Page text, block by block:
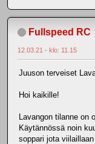
Fullspeed RC
12.03.21 - klo: 11.15
Juuson terveiset
Hoi kaikille!
Lavangon tilanne on
Käytännössä noin
soppari jota viilaillaan